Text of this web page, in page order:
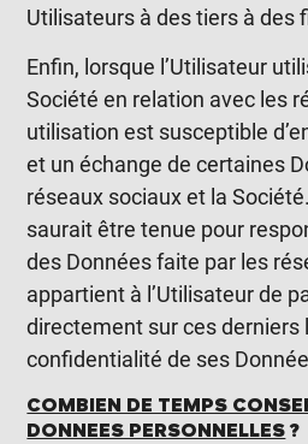
Utilisateurs à des tiers à des
Enfin, lorsque l’Utilisateur
Société en relation avec les
utilisation est susceptible
et un échange de certaines
réseaux sociaux et la
saurait être tenue pour
des Données faite par les
appartient à l’Utilisateur de
directement sur ces derniers
confidentialité de ses
COMBIEN DE TEMPS
DONNEES PERSONNELLES ?